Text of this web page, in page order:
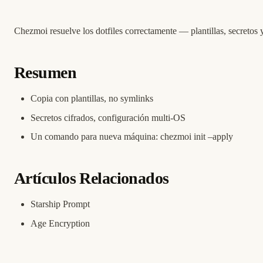
Chezmoi resuelve los dotfiles correctamente — plantillas, secretos
Resumen
Copia con plantillas, no symlinks
Secretos cifrados, configuración multi-OS
Un comando para nueva máquina: chezmoi init –apply
Artículos Relacionados
Starship Prompt
Age Encryption